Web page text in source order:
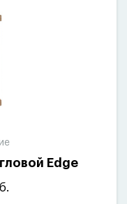
Edge